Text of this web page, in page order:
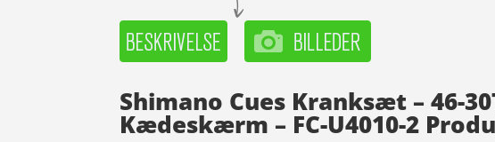
Shimano Cues Kranksæt – 46-
Kædeskærm – FC-U4010-2